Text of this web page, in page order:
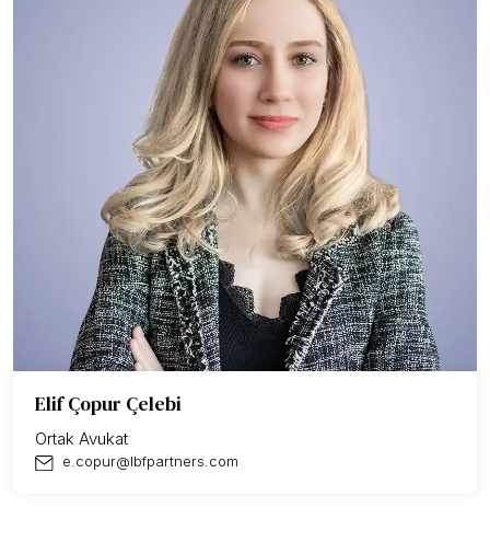
Elif Çopur Çelebi
Ortak Avukat
e.copur@lbfpartners.com